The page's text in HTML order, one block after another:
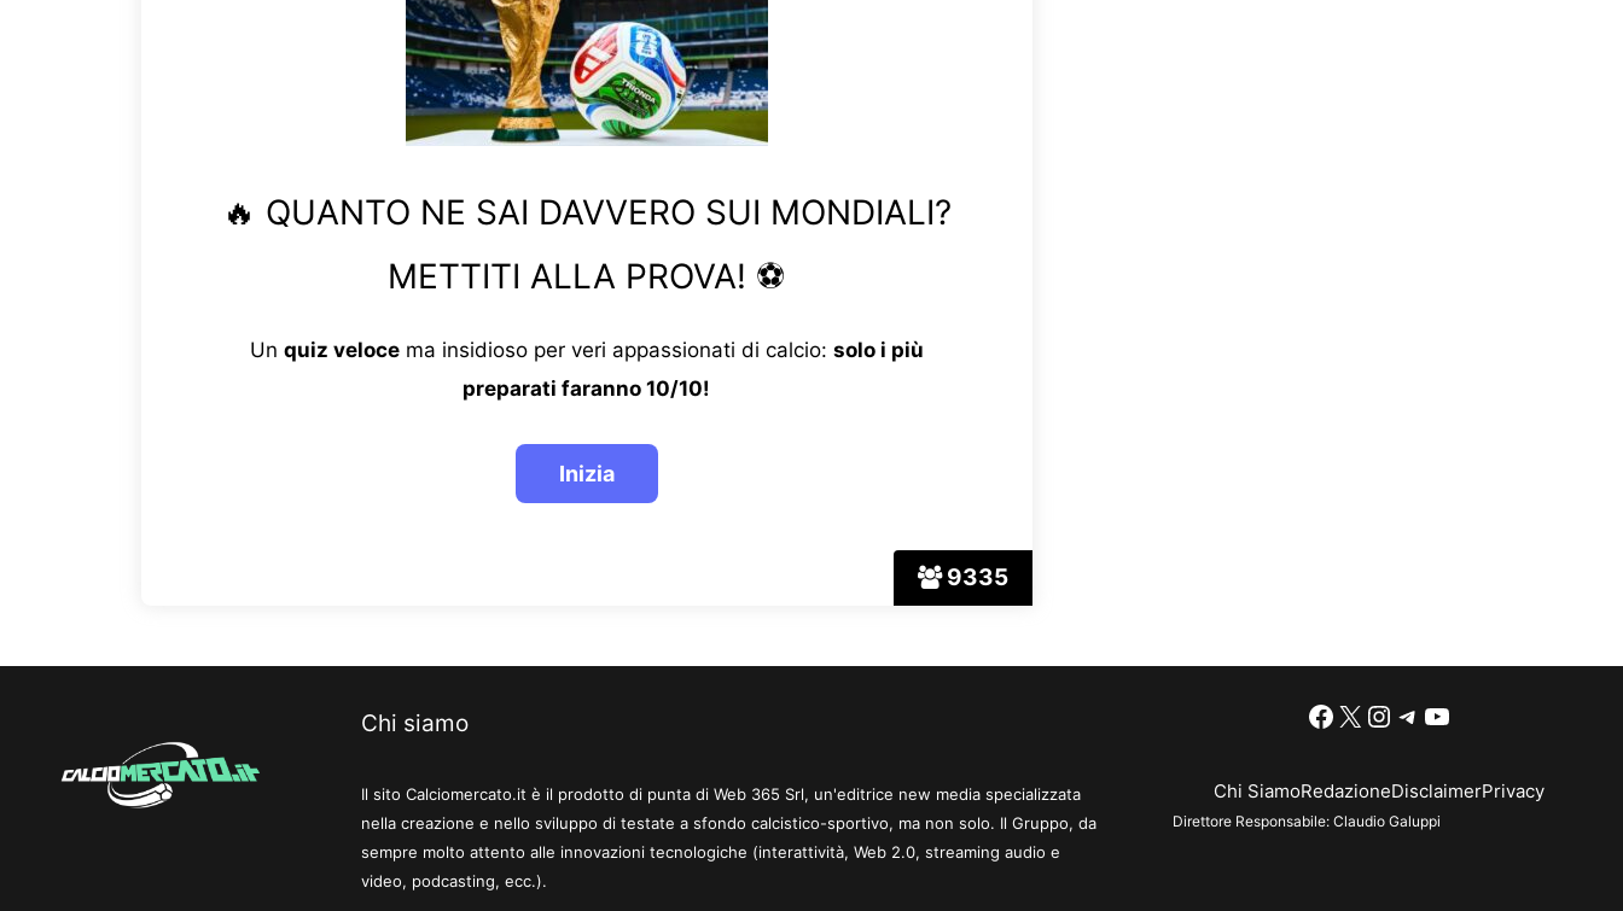
9335
🔥 QUANTO NE SAI DAVVERO SUI MONDIALI?
METTITI ALLA PROVA! ⚽
Un quiz velocema insidioso per veri appassionati di calcio: solo i più
preparati faranno 10/10!
Chi siamo
Il sito Calciomercato.it è il prodotto di punta di Web 365 Srl, un'editrice new media specializzata
nella creazione e nello sviluppo di testate a sfondo calcistico-sportivo, ma non solo. Il Gruppo, da
sempre molto attento alle innovazioni tecnologiche (interattività, Web 2.0, streaming audio e
video, podcasting, ecc.).
Facebook
X Instagram
Telegram
YouTube
Chi SiamoRedazioneDisclaimerPrivacy
Direttore Responsabile: Claudio Galuppi